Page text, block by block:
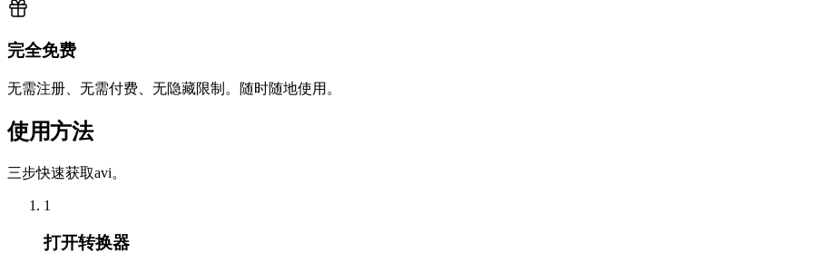
完全免费
无需注册、无需付费、无隐藏限制。随时随地使用。
使用方法
三步快速获取avi。
1
打开转换器